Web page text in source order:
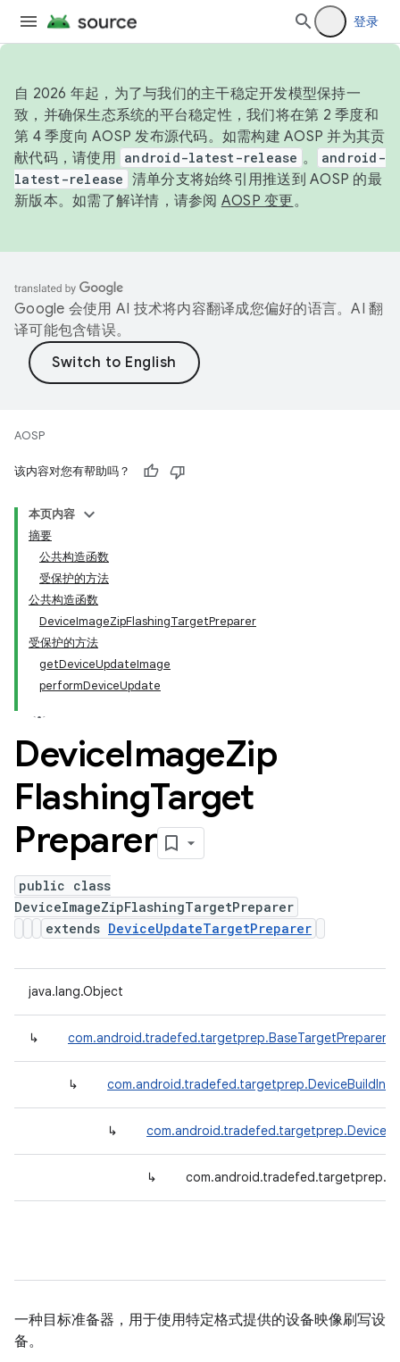
登录
自 2026 年起，为了与我们的主干稳定开发模型保持一
致，并确保生态系统的平台稳定性，我们将在第 2 季度和
第 4 季度向 AOSP 发布源代码。如需构建 AOSP 并为其贡
献代码，请使用 android-latest-release 。
android-
latest-release 清单分支将始终引用推送到 AOSP 的最
新版本。如需了解详情，请参阅 AOSP 变更。
Google 会使用 AI 技术将内容翻译成您偏好的语言。AI 翻
译可能包含错误。
AOSP
该内容对您有帮助吗？
本页内容
摘要
公共构造函数
受保护的方法
公共构造函数
DeviceImageZipFlashingTargetPreparer
受保护的方法
getDeviceUpdateImage
performDeviceUpdate
DeviceImageZip
FlashingTarget
Preparer
public class
DeviceImageZipFlashingTargetPreparer
extends DeviceUpdateTargetPreparer
java.lang.Object
↳ com.android.tradefed.targetprep.BaseTargetPreparer
↳
↳
↳
一种目标准备器，用于使用特定格式提供的设备映像刷写设
备。